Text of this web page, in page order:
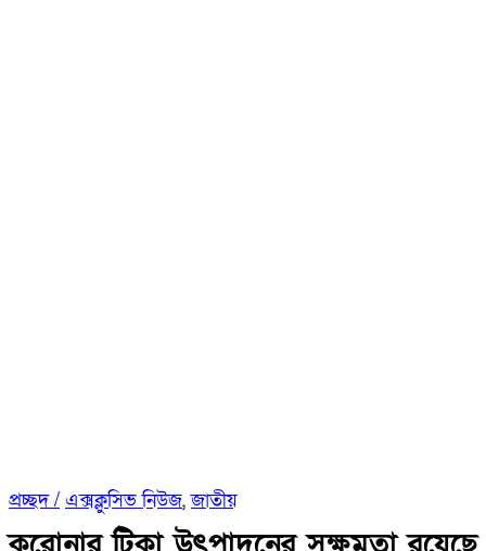
প্রচ্ছদ / এক্সক্লুসিভ নিউজ,জাতীয়